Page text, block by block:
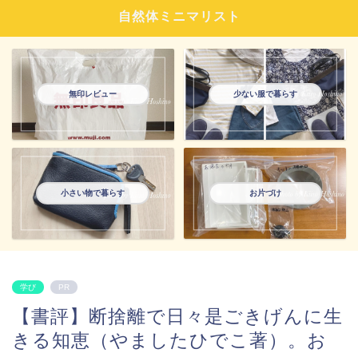
自然体ミニマリスト
無印レビュー 少ない服で暮らす
小さい物で暮らす お片づけ
学び PR
【書評】断捨離で日々是ごきげんに生
きる知恵（やましたひでこ著）。お